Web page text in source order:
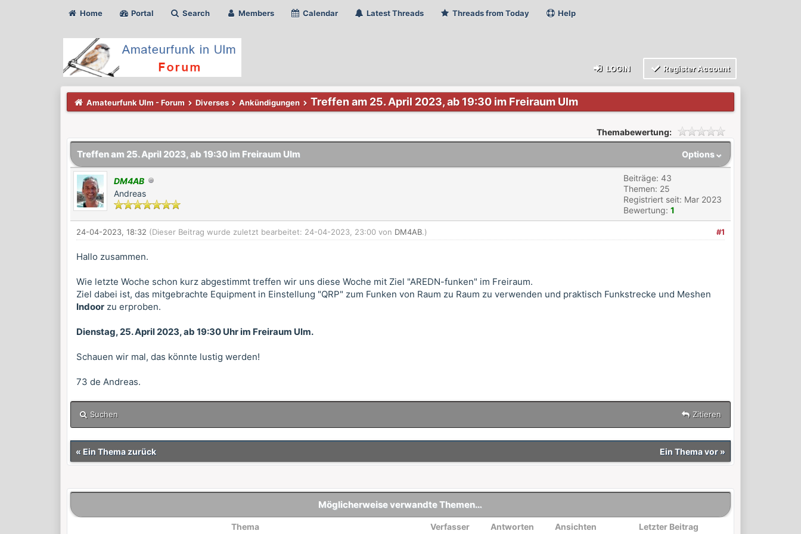
Home Portal Search Members Calendar Latest Threads Threads from Today Help
LOGIN Register Account
Amateurfunk Ulm - Forum Diverses Ankündigungen Treffen am 25. April 2023, ab 19:30 im Freiraum Ulm
Themabewertung:
Options
Treffen am 25. April 2023, ab 19:30 im Freiraum Ulm
DM4AB
Andreas
Beiträge: 43
Themen: 25
Registriert seit: Mar 2023
Bewertung: 1
#1
24-04-2023, 18:32 (Dieser Beitrag wurde zuletzt bearbeitet: 24-04-2023, 23:00 von DM4AB.)
Hallo zusammen.
Wie letzte Woche schon kurz abgestimmt treffen wir uns diese Woche mit Ziel "AREDN-funken" im Freiraum.
Ziel dabei ist, das mitgebrachte Equipment in Einstellung "QRP" zum Funken von Raum zu Raum zu verwenden und praktisch Funkstrecke und Meshen
Indoorzu erproben.
Dienstag, 25. April 2023, ab 19:30 Uhr im Freiraum Ulm.
Schauen wir mal, das könnte lustig werden!
73 de Andreas.
Suchen Zitieren
« Ein Thema zurück Ein Thema vor»
Möglicherweise verwandte Themen…
Thema Verfasser Antworten Ansichten Letzter Beitrag